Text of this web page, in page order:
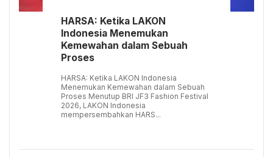
HARSA: Ketika LAKON
Indonesia Menemukan
Kemewahan dalam Sebuah
Proses
HARSA: Ketika LAKON Indonesia
Menemukan Kemewahan dalam Sebuah
Proses Menutup BRI JF3 Fashion Festival
2026, LAKON Indonesia
mempersembahkan HARS...